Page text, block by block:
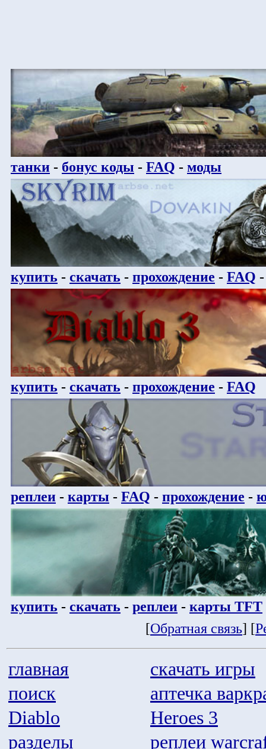
танки - бонус коды - FAQ - моды
купить - скачать - прохождение - FAQ
купить - скачать - прохождение - FAQ
реплеи - карты - FAQ - прохождение -
купить - скачать - реплеи - карты TFT
[Обратная связь] [
главная
скачать игры
поиск
аптечка
Diablo
Heroes 3
разделы
реплеи